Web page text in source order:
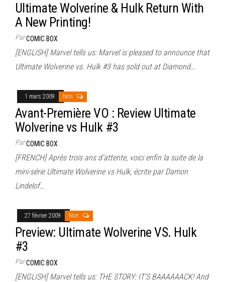
Ultimate Wolverine & Hulk Return With
A New Printing!
ParCOMIC BOX
[ENGLISH] Marvel tells us: Marvel is pleased to announce that
Ultimate Wolverine vs. Hulk #3 has sold out at Diamond…
1 mars 2009 Non
Avant-Première VO : Review Ultimate
Wolverine vs Hulk #3
ParCOMIC BOX
[FRENCH] Après trois ans d’attente, voici enfin la suite de la
mini-série Ultimate Wolverine vs Hulk, écrite par Damon
Lindelof…
27 février 2009 Non
Preview: Ultimate Wolverine VS. Hulk
#3
ParCOMIC BOX
[ENGLISH] Marvel tells us: THE STORY: IT’S BAAAAAACK! And